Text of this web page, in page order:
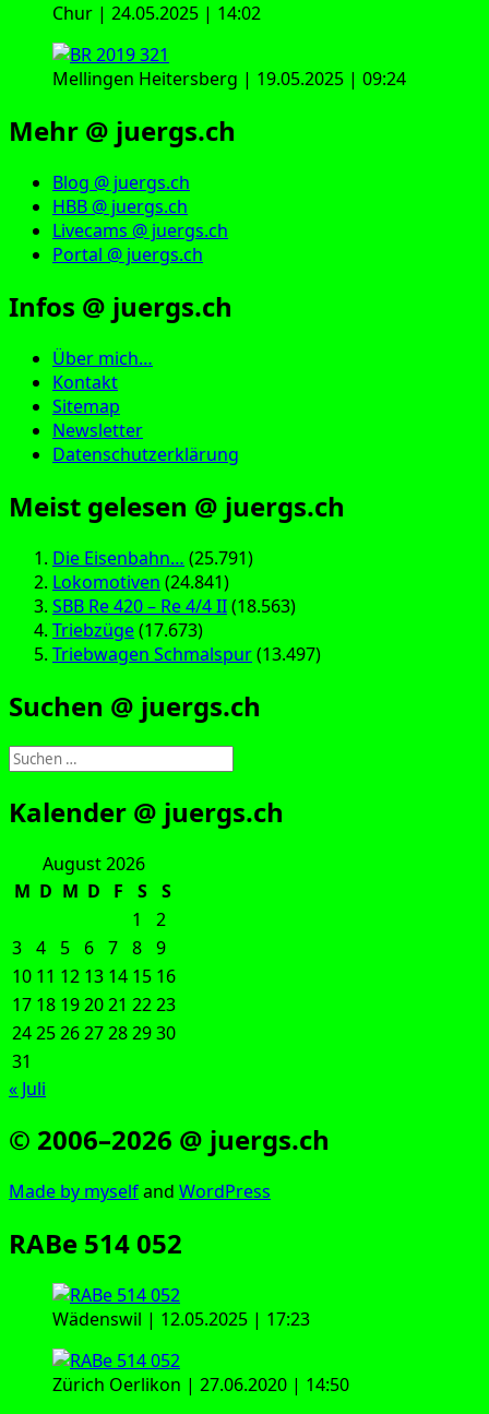
Chur | 24.05.2025 | 14:02
Mellingen Heitersberg | 19.05.2025 | 09:24
Mehr @ juergs.ch
Blog @ juergs.ch
HBB @ juergs.ch
Livecams @ juergs.ch
Portal @ juergs.ch
Infos @ juergs.ch
Über mich…
Kontakt
Sitemap
Newsletter
Datenschutzerklärung
Meist gelesen @ juergs.ch
Die Eisenbahn… (25.791)
Lokomotiven (24.841)
SBB Re 420 – Re 4/4 II(18.563)
Triebzüge(17.673)
Triebwagen Schmalspur(13.497)
Suchen @ juergs.ch
Suchen
nach:
Kalender @ juergs.ch
August 2026
M D M D F S
S
1
2
3 4 5 6 7 8 9
10 11 12 13 14 15 16
17 18 192021 2223
24252627282930
31
« Juli
© 2006–2026 @ juergs.ch
Made by mys­elfand Word­Press
RABe 514 052
Wädens­wil | 12.05.2025 | 17:23
Zürich Oer­li­kon | 27.06.2020 | 14:50